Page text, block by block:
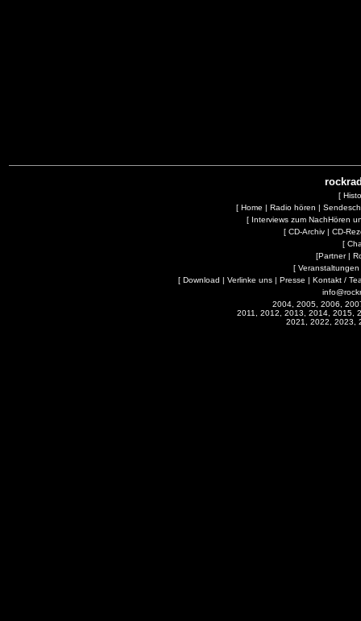
[
[ Home | Radio hören |
[ Interviews zum NachHören
[ CD-Archiv| CD-
[
[Partner|
[ Veranstaltungen
[ Download | Verlinke uns | Presse | Kontakt /
2004, 2005, 2006,
2011, 2012, 2013, 2014, 2015,
2021, 2022, 2023,